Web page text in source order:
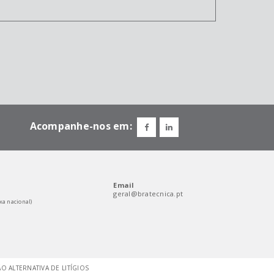
Acompanhe-nos em:
nacional)
Email
geral@bratecnica.pt
ALTERNATIVA DE LITÍGIOS